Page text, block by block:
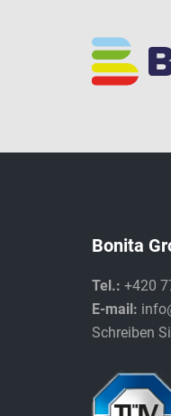
Bonita
Tel.: +420
E-mail:
Schreiben